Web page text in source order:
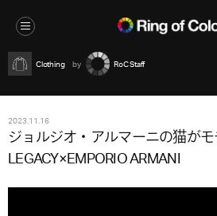
Clothing RoC Staff
2023.11.16
ジョルジオ・アルマーニの猫が
LEGACY×EMPORIO ARMANI